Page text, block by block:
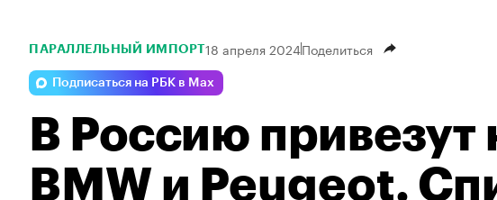
ПАРАЛЛЕЛЬНЫЙ ИМПОРТ18 апреля 2024Поделиться
Подписаться на РБК в Max
В Россию
BMW и Peugeot.